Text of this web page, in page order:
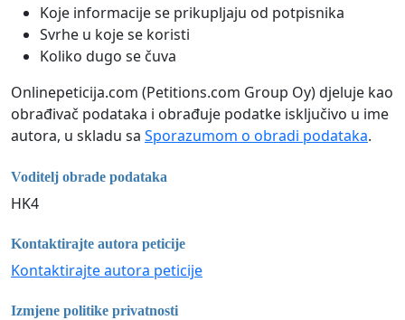
Koje informacije se prikupljaju od potpisnika
Svrhe u koje se koristi
Koliko dugo se čuva
Onlinepeticija.com (Petitions.com Group Oy) djeluje kao
obrađivač podataka i obrađuje podatke isključivo u ime
autora, u skladu sa Sporazumom o obradi podataka.
Voditelj obrade podataka
HK4
Kontaktirajte autora peticije
Kontaktirajte autora peticije
Izmjene politike privatnosti